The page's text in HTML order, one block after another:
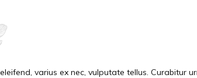
varius ex nec, vulputate tellus. Curabitur